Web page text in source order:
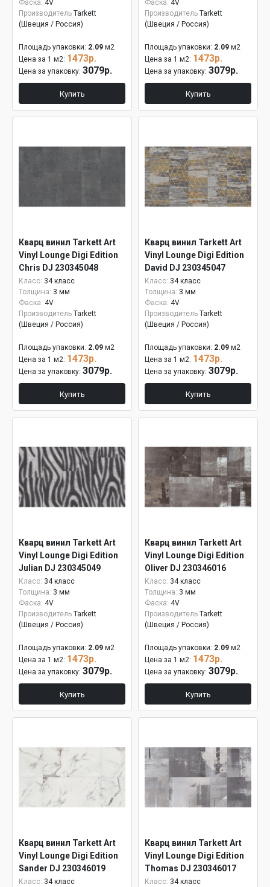
Фаска: 4V
Производитель Tarkett
(Швеция / Россия)
Площадь упаковки: 2.09 м2
Цена за 1 м2: 1473р.
Цена за упаковку: 3079р.
Купить
Фаска: 4V
Производитель Tarkett
(Швеция / Россия)
Площадь упаковки: 2.09 м2
Цена за 1 м2: 1473р.
Цена за упаковку: 3079р.
Купить
Кварц винил Tarkett Art
Vinyl Lounge Digi Edition
Chris DJ 230345048
Класс: 34 класс
Толщина: 3 мм
Фаска: 4V
Производитель Tarkett
(Швеция / Россия)
Площадь упаковки: 2.09 м2
Цена за 1 м2: 1473р.
Цена за упаковку: 3079р.
Купить
Кварц винил Tarkett Art
Vinyl Lounge Digi Edition
David DJ 230345047
Класс: 34 класс
Толщина: 3 мм
Фаска: 4V
Производитель Tarkett
(Швеция / Россия)
Площадь упаковки: 2.09 м2
Цена за 1 м2: 1473р.
Цена за упаковку: 3079р.
Купить
Кварц винил Tarkett Art
Vinyl Lounge Digi Edition
Julian DJ 230345049
Класс: 34 класс
Толщина: 3 мм
Фаска: 4V
Производитель Tarkett
(Швеция / Россия)
Площадь упаковки: 2.09 м2
Цена за 1 м2: 1473р.
Цена за упаковку: 3079р.
Купить
Кварц винил Tarkett Art
Vinyl Lounge Digi Edition
Oliver DJ 230346016
Класс: 34 класс
Толщина: 3 мм
Фаска: 4V
Производитель Tarkett
(Швеция / Россия)
Площадь упаковки: 2.09 м2
Цена за 1 м2: 1473р.
Цена за упаковку: 3079р.
Купить
Кварц винил Tarkett Art
Vinyl Lounge Digi Edition
Sander DJ 230346019
Класс: 34 класс
Кварц винил Tarkett Art
Vinyl Lounge Digi Edition
Thomas DJ 230346017
Класс: 34 класс